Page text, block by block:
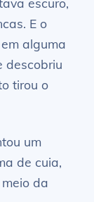
E o
alguma
descobriu
tirou o
um
de cuia,
da